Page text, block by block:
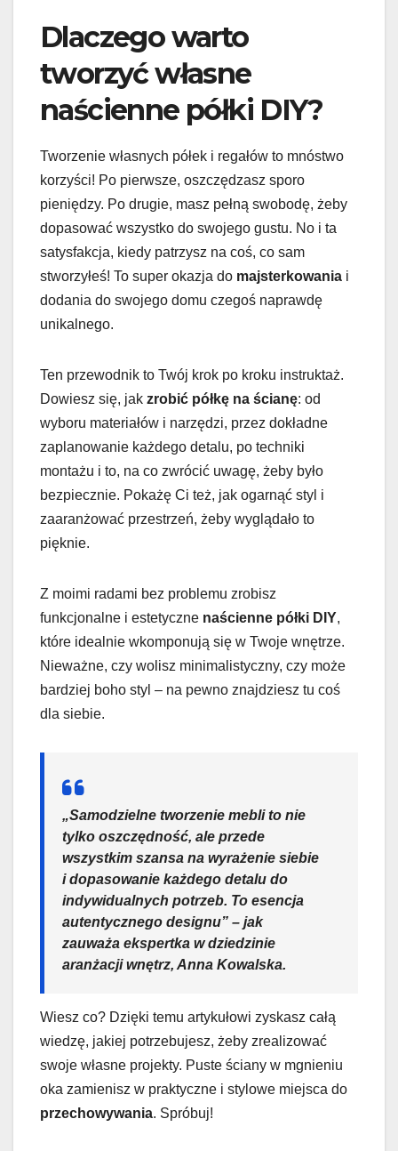
Dlaczego warto
tworzyć własne
naścienne półki DIY?
Tworzenie własnych półek i regałów to mnóstwo
korzyści! Po pierwsze, oszczędzasz sporo
pieniędzy. Po drugie, masz pełną swobodę, żeby
dopasować wszystko do swojego gustu. No i ta
satysfakcja, kiedy patrzysz na coś, co sam
stworzyłeś! To super okazja do majsterkowania i
dodania do swojego domu czegoś naprawdę
unikalnego.
Ten przewodnik to Twój krok po kroku instruktaż.
Dowiesz się, jak zrobić półkę na ścianę: od
wyboru materiałów i narzędzi, przez dokładne
zaplanowanie każdego detalu, po techniki
montażu i to, na co zwrócić uwagę, żeby było
bezpiecznie. Pokażę Ci też, jak ogarnąć styl i
zaaranżować przestrzeń, żeby wyglądało to
pięknie.
Z moimi radami bez problemu zrobisz
funkcjonalne i estetyczne naścienne półki DIY,
które idealnie wkomponują się w Twoje wnętrze.
Nieważne, czy wolisz minimalistyczny, czy może
bardziej boho styl – na pewno znajdziesz tu coś
dla siebie.
„Samodzielne tworzenie mebli to nie
tylko oszczędność, ale przede
wszystkim szansa na wyrażenie siebie
i dopasowanie każdego detalu do
indywidualnych potrzeb. To esencja
autentycznego designu” – jak
zauważa ekspertka w dziedzinie
aranżacji wnętrz, Anna Kowalska.
Wiesz co? Dzięki temu artykułowi zyskasz całą
wiedzę, jakiej potrzebujesz, żeby zrealizować
swoje własne projekty. Puste ściany w mgnieniu
oka zamienisz w praktyczne i stylowe miejsca do
przechowywania. Spróbuj!